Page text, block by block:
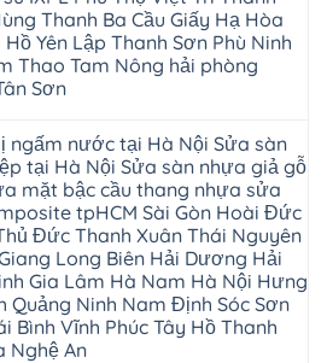
Thanh Ba Cầu Giấy Hạ Hòa
Yên Lập Thanh Sơn Phù Ninh
Thao Tam Nông hải phòng
Sơn
ngấm nước tại Hà Nội Sửa sàn
tại Hà Nội Sửa sàn nhựa giả gỗ
mặt bậc cầu thang nhựa sửa
tpHCM Sài Gòn Hoài Đức
Đức Thanh Xuân Thái Nguyên
Long Biên Hải Dương Hải
Gia Lâm Hà Nam Hà Nội Hưng
Quảng Ninh Nam Định Sóc Sơn
Bình Vĩnh Phúc Tây Hồ Thanh
Nghệ An